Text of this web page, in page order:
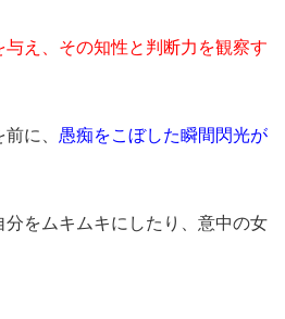
与え、その知性と判断力を観察す
に、 愚痴をこぼした瞬間閃光が
分をムキムキにしたり、意中の女